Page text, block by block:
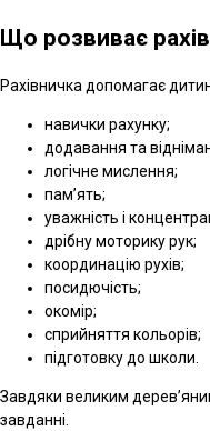
Що розвиває
Рахівничка допомагає
навички рахунку;
додавання та
логічне мислення;
пам’ять;
уважність і
дрібну моторику рук;
координацію рухів;
посидючість;
окомір;
сприйняття кольорів;
підготовку до школи.
Завдяки великим
завданні.